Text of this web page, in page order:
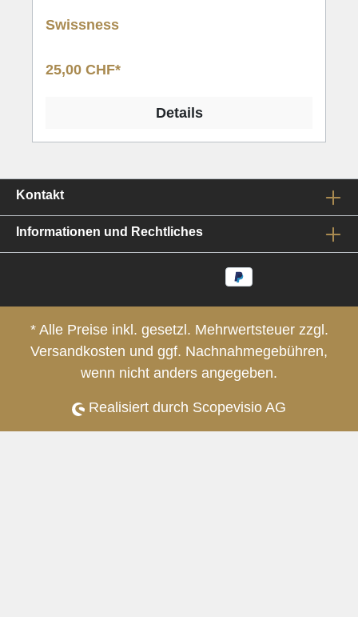
Swissness
25,00 CHF*
Details
Kontakt
Informationen und Rechtliches
* Alle Preise inkl. gesetzl. Mehrwertsteuer zzgl.
Versandkosten und ggf. Nachnahmegebühren,
wenn nicht anders angegeben.
Realisiert durch Scopevisio AG